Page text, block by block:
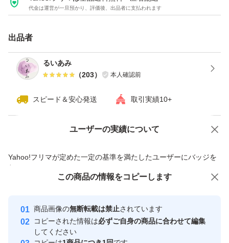
代金は運営が一旦預かり、評価後、出品者に支払われます
出品者
るいあみ
（203） 本人確認前
スピード＆安心発送 取引実績10+
ユーザーの実績について
Yahoo!フリマが定めた一定の基準を満たしたユーザーにバッジを
付与しています
安心取引出品者
心・安全なユーザーです
取引実績
価格の相談 商品への質問
この商品の情報をコピーします
商品画像の無断転載は禁止されています
コピーされた情報は必ずご自身の商品に合わせて編集
してください
この商品をみている人にオススメ